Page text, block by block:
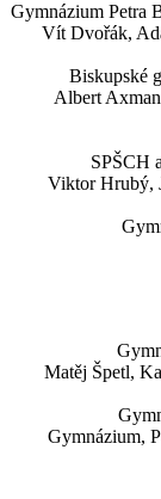
Gymnázium Petra
Vít Dvořák,
Biskupské
Albert
SPŠCH
Viktor Hrubý,
Matěj Špetl,
Gymnázium,